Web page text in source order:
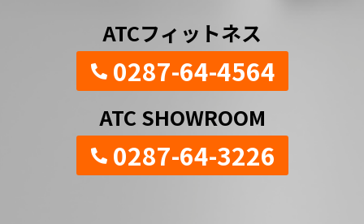
ATCフィットネス
0287-64-4564
ATC SHOWROOM
0287-64-3226